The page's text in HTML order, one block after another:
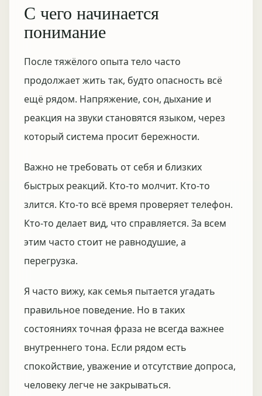
С чего начинается
понимание
После тяжёлого опыта тело часто
продолжает жить так, будто опасность всё
ещё рядом. Напряжение, сон, дыхание и
реакция на звуки становятся языком, через
который система просит бережности.
Важно не требовать от себя и близких
быстрых реакций. Кто-то молчит. Кто-то
злится. Кто-то всё время проверяет телефон.
Кто-то делает вид, что справляется. За всем
этим часто стоит не равнодушие, а
перегрузка.
Я часто вижу, как семья пытается угадать
правильное поведение. Но в таких
состояниях точная фраза не всегда важнее
внутреннего тона. Если рядом есть
спокойствие, уважение и отсутствие допроса,
человеку легче не закрываться.